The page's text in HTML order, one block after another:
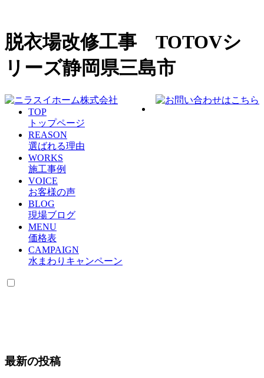
脱衣場改修工事 TOTOVシ
リーズ静岡県三島市
TOP
トップページ
REASON
選ばれる理由
WORKS
施工事例
VOICE
お客様の声
BLOG
現場ブログ
MENU
価格表
CAMPAIGN
水まわりキャンペーン
最新の投稿